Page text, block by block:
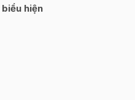
hiện